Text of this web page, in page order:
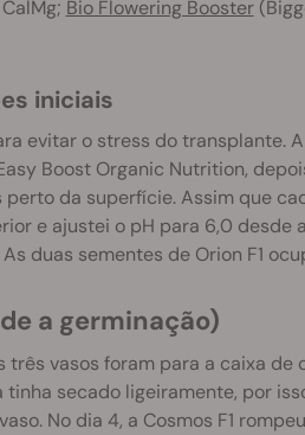
Bio Flowering Booster
iniciais
evitar o stress do transplante.
Boost Organic Nutrition,
da superfície. Assim que
e ajustei o pH para 6,0 desde
duas sementes de Orion F1
a germinação)
três vasos foram para a caixa
secado ligeiramente, por
No dia 4, a Cosmos F1